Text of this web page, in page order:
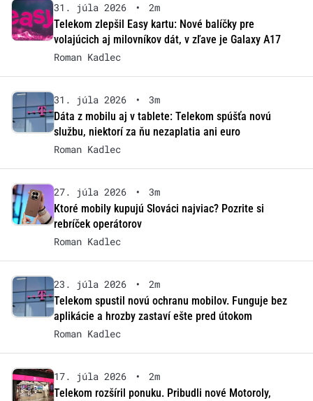
31. júla 2026 •
2m
Telekom zlepšil Easy kartu: Nové balíčky pre
volajúcich aj milovníkov dát, v zľave je Galaxy A17
Roman Kadlec
31. júla 2026 •
3m
Dáta z mobilu aj v tablete: Telekom spúšťa novú
službu, niektorí za ňu nezaplatia ani euro
Roman Kadlec
27. júla 2026 •
3m
Ktoré mobily kupujú Slováci najviac? Pozrite si
rebríček operátorov
Roman Kadlec
23. júla 2026 •
2m
Telekom spustil novú ochranu mobilov. Funguje bez
aplikácie a hrozby zastaví ešte pred útokom
Roman Kadlec
17. júla 2026 •
2m
Telekom rozšíril ponuku. Pribudli nové Motoroly,